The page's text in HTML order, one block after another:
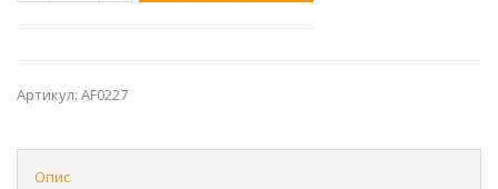
Артикул: AF0227
Опис